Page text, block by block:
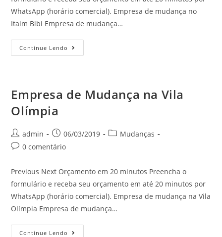
WhatsApp (horário comercial). Empresa de mudança no
Itaim Bibi Empresa de mudança…
Continue Lendo
Empresa de Mudança na Vila
Olímpia
admin 06/03/2019
Mudanças
0 comentário
Previous Next Orçamento em 20 minutos Preencha o
formulário e receba seu orçamento em até 20 minutos por
WhatsApp (horário comercial). Empresa de mudança na Vila
Olímpia Empresa de mudança…
Continue Lendo